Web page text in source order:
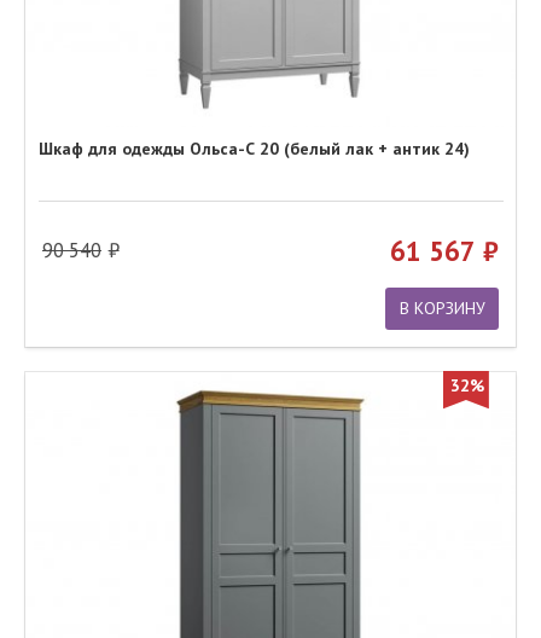
Шкаф для одежды Ольса-С 20 (белый лак + антик 24)
90 540 61 567
В КОРЗИНУ
32%